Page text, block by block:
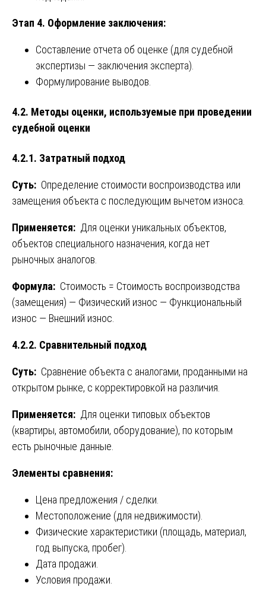
Этап 4. Оформление заключения:
Составление отчета об оценке (для судебной
экспертизы — заключения эксперта).
Формулирование выводов.
4.2. Методы оценки, используемые при проведении
судебной оценки
4.2.1. Затратный подход
Суть: Определение стоимости воспроизводства или
замещения объекта с последующим вычетом износа.
Применяется: Для оценки уникальных объектов,
объектов специального назначения, когда нет
рыночных аналогов.
Формула: Стоимость = Стоимость воспроизводства
(замещения) — Физический износ — Функциональный
износ — Внешний износ.
4.2.2. Сравнительный подход
Суть: Сравнение объекта с аналогами, проданными на
открытом рынке, с корректировкой на различия.
Применяется: Для оценки типовых объектов
(квартиры, автомобили, оборудование), по которым
есть рыночные данные.
Элементы сравнения:
Цена предложения / сделки.
Местоположение (для недвижимости).
Физические характеристики (площадь, материал,
год выпуска, пробег).
Дата продажи.
Условия продажи.